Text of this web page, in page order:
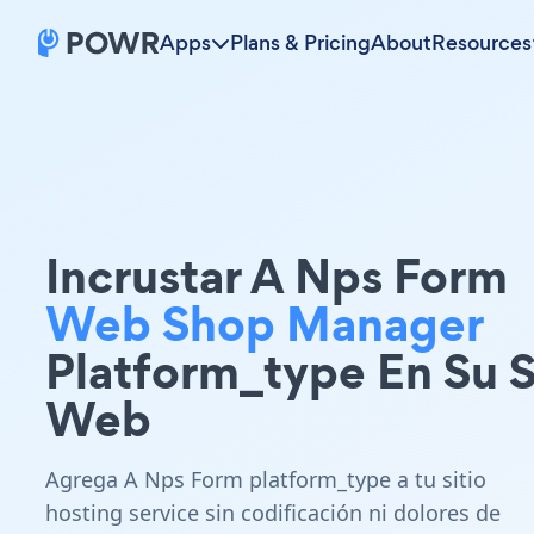
Apps Plans & PricingAboutResources
Incrustar A Nps Form
Web Shop Manager
Platform_type En Su
Web
Agrega A Nps Form platform_type a tu sitio
hosting service sin codificación ni dolores de